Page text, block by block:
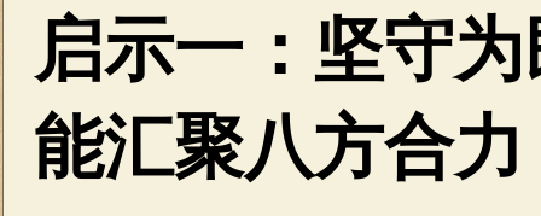
启示一：坚守
能汇聚八方合力